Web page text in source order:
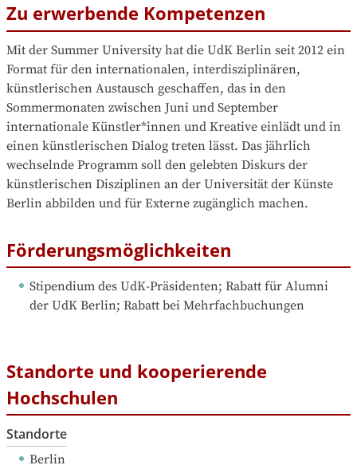
Zu erwerbende Kompetenzen
Mit der Summer University hat die UdK Berlin seit 2012 ein
Format für den internationalen, interdisziplinären,
künstlerischen Austausch geschaffen, das in den
Sommermonaten zwischen Juni und September
internationale Künstler*innen und Kreative einlädt und in
einen künstlerischen Dialog treten lässt. Das jährlich
wechselnde Programm soll den gelebten Diskurs der
künstlerischen Disziplinen an der Universität der Künste
Berlin abbilden und für Externe zugänglich machen.
Förderungsmöglichkeiten
Stipendium des UdK-Präsidenten; Rabatt für Alumni
der UdK Berlin; Rabatt bei Mehrfachbuchungen
Standorte und kooperierende
Hochschulen
Standorte
Berlin